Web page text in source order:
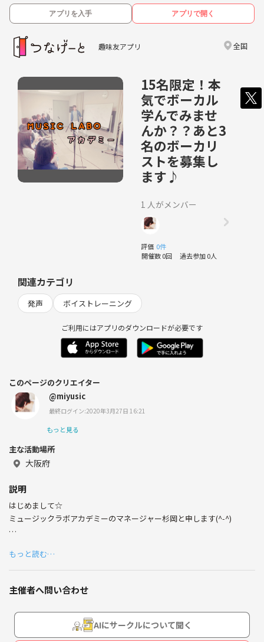
アプリを入手 アプリで開く
趣味友アプリ 全国
15名限定！本
気でボーカル
学んでみませ
んか？？あと3
名のボーカリ
ストを募集し
ます♪
1 人がメンバー
評価 0件
開催数 0回 過去参加 0人
関連カテゴリ
発声 ボイストレーニング
ご利用にはアプリのダウンロードが必要です
このページのクリエイター
@miyusic
最終ログイン:2020年3月27日 16:21
もっと見る
主な活動場所
大阪府
説明
はじめまして☆
ミュージックラボアカデミーのマネージャー杉岡と申します(^-^)
在、12名のメンバーに集まって頂いております！
残りわずか3名の枠となりますが、引き続きボーカルメンバーを募集さ
せて頂きます！！
いきなりですが、【ボーカル理論】ってご存知ですか？？
聞きなれない言葉かもしれませんが、音楽理論が作曲や楽器演奏を理論
もっと読む…
主催者へ問い合わせ
AIにサークルについて聞く